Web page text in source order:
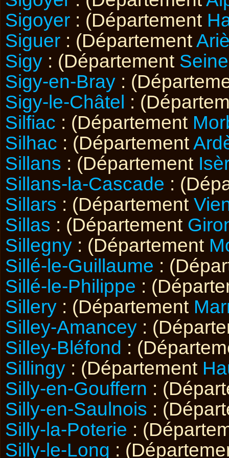
Sigoyer : (Département
Siguer : (Département
Sigy : (Département
Sigy-en-Bray :
Sigy-le-Châtel :
Silfiac : (Département
Silhac : (Département
Sillans : (Département
Sillans-la-Cascade :
Sillars : (Département
Sillas : (Département
Sillegny : (Département
Sillé-le-Guillaume :
Sillé-le-Philippe :
Sillery : (Département
Silley-Amancey :
Silley-Bléfond :
Sillingy : (Département
Silly-en-Gouffern :
Silly-en-Saulnois :
Silly-la-Poterie :
Silly-le-Long :